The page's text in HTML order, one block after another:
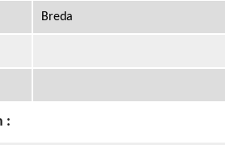
Breda
: